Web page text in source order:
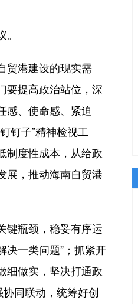
港建设的现实需
要提高政治站位，深
感、使命感、紧迫
钉子”精神检视工
制度性成本，从给政
展，推动海南自贸港
瓶颈，稳妥有序运
决一类问题”；抓紧开
细做实，坚决打通政
同联动，统筹好创